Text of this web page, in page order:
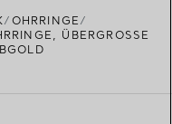
OHRRINGE
ÜBERGROSSE G